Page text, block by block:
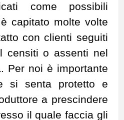
come possibili
capitato molte volte
con clienti seguiti
censiti o assenti nel
Per noi è importante
si senta protetto e
a prescindere
il quale faccia gli